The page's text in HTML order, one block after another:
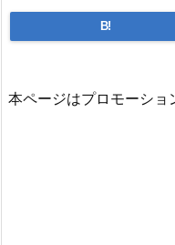
B!
本ページはプロモーショ